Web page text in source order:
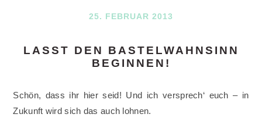
25. FEBRUAR 2013
LASST DEN BASTELWAHNSINN
BEGINNEN!
Schön, dass ihr hier seid! Und ich versprech‘ euch – in
Zukunft wird sich das auch lohnen.